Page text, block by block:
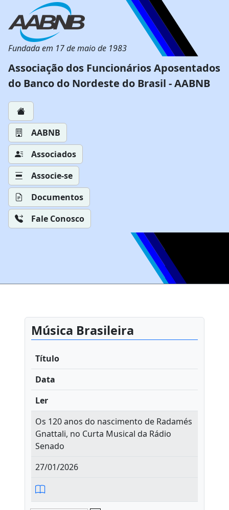
Fundada em 17 de maio de 1983
Associação dos Funcionários Aposentados
do Banco do Nordeste do Brasil - AABNB
AABNB
Associados
Associe-se
Documentos
Fale Conosco
Música Brasileira
Título
Data
Ler
Os 120 anos do nascimento de Radamés
Gnattali, no Curta Musical da Rádio
Senado
27/01/2026